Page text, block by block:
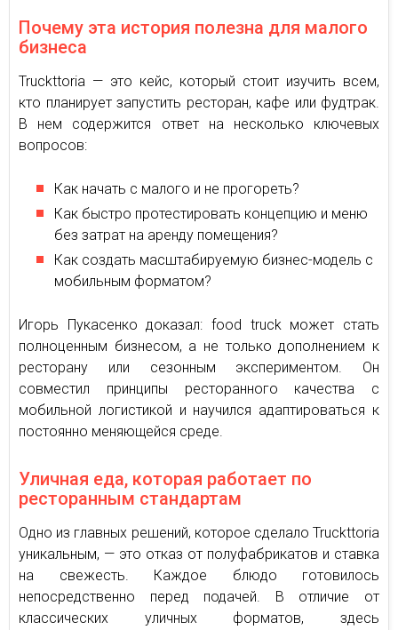
Почему эта история полезна для малого
бизнеса
Truckttoria — это кейс, который стоит изучить всем,
кто планирует запустить ресторан, кафе или фудтрак.
В нем содержится ответ на несколько ключевых
вопросов:
Как начать с малого и не прогореть?
Как быстро протестировать концепцию и меню
без затрат на аренду помещения?
Как создать масштабируемую бизнес-модель с
мобильным форматом?
Игорь Пукасенко доказал: food truck может стать
полноценным бизнесом, а не только дополнением к
ресторану или сезонным экспериментом. Он
совместил принципы ресторанного качества с
мобильной логистикой и научился адаптироваться к
постоянно меняющейся среде.
Уличная еда, которая работает по
ресторанным стандартам
Одно из главных решений, которое сделало Truckttoria
уникальным, — это отказ от полуфабрикатов и ставка
на свежесть. Каждое блюдо готовилось
непосредственно перед подачей. В отличие от
классических уличных форматов, здесь